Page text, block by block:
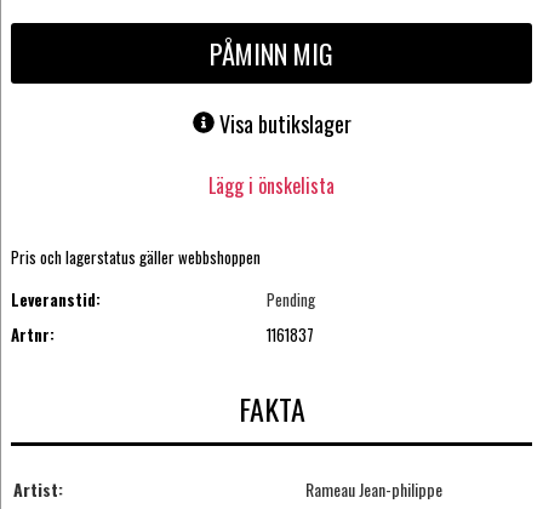
PÅMINN MIG
Visa butikslager
Lägg i önskelista
Pris och lagerstatus gäller webbshoppen
Leveranstid:
Pending
Artnr:
1161837
FAKTA
Artist:
Rameau Jean-philippe